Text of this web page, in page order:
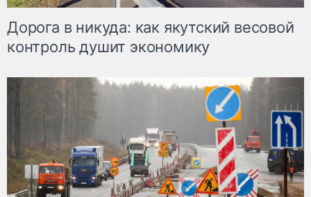
Дорога в никуда: как якутский весовой
контроль душит экономику